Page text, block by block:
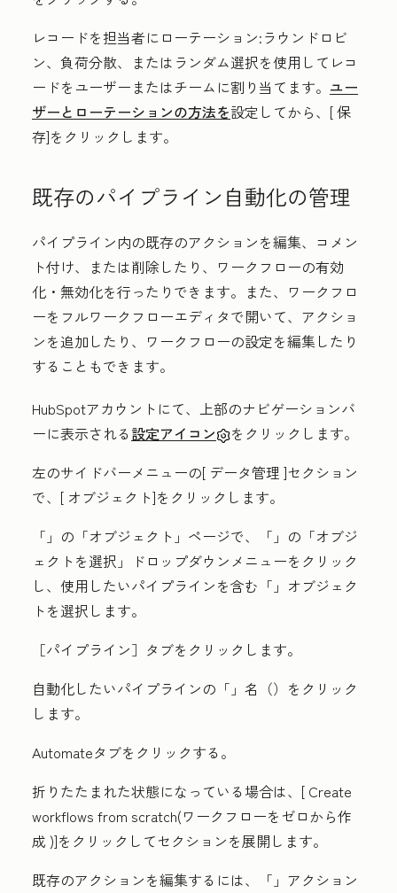
レコードを担当者にローテーション:ラウンドロビ
ン、負荷分散、またはランダム選択を使用してレコ
ードをユーザーまたはチームに割り当てます。 ユー
ザーとローテーションの方法を設定してから、[保
存]をクリックします。
既存のパイプライン自動化の管理
パイプライン内の既存のアクションを編集、コメン
ト付け、または削除したり、ワークフローの有効
化・無効化を行ったりできます。また、ワークフロ
ーをフルワークフローエディタで開いて、アクショ
ンを追加したり、ワークフローの設定を編集したり
することもできます。
HubSpotアカウントにて、上部のナビゲーションバ
ーに表示される設定アイコン
をクリックします。
左のサイドバーメニューの[ データ管理 ]セクション
で、[ オブジェクト]をクリックします。
「 」の「オブジェクト」 ページで、「 」の「オブジ
ェクトを選択」
ドロップダウンメニューをクリック
し、使用したいパイプラインを含む「 」オブジェク
トを選択します。
［パイプライン］ タブをクリックします。
自動化したいパイプラインの「 」名（）をクリック
します。
Automateタブをクリックする。
折りたたまれた状態になっている場合は、[ Create
workflows from scratch(ワークフローをゼロから作
成 )]をクリックしてセクションを展開します。
既存のアクションを編集するには、「 」アクション